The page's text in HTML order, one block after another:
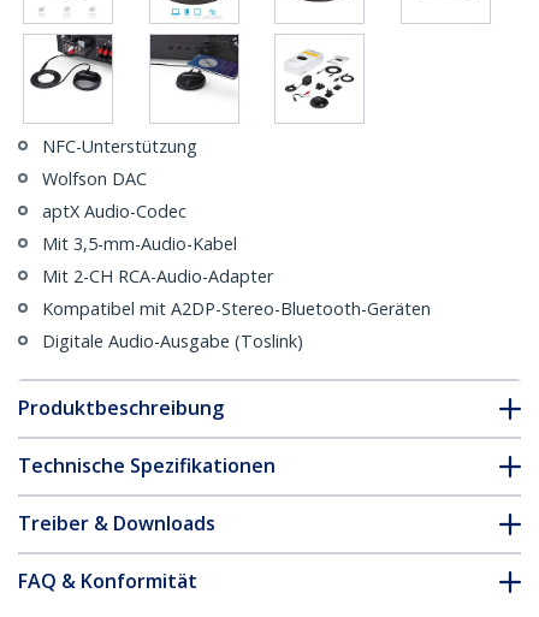
NFC-Unterstützung
Wolfson DAC
aptX Audio-Codec
Mit 3,5-mm-Audio-Kabel
Mit 2-CH RCA-Audio-Adapter
Kompatibel mit A2DP-Stereo-Bluetooth-Geräten
Digitale Audio-Ausgabe (Toslink)
Produktbeschreibung
Technische Spezifikationen
Treiber & Downloads
FAQ & Konformität